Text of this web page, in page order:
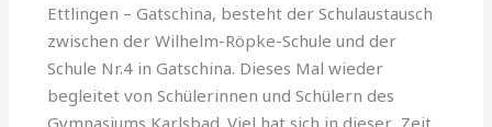
Ettlingen – Gatschina, besteht der Schulaustausch
zwischen der Wilhelm-Röpke-Schule und der
Schule Nr.4 in Gatschina. Dieses Mal wieder
begleitet von Schülerinnen und Schülern des
Gymnasiums Karlsbad. Viel hat sich in dieser Zeit